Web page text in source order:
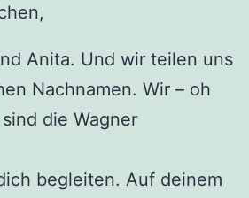
Anita. Und wir teilen uns
Nachnamen. Wir – oh
die Wagner
begleiten. Auf deinem